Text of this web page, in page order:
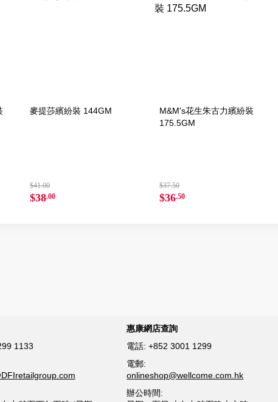
麥提莎繽紛裝 144GM
$41.00
$38.00
M&M's花生朱古力繽紛裝
175.5GM
$37.50
$36.50
1133
惠康網店查詢
電話:+852 3001 1299
電郵:
onlineshop@wellcome.com.hk
辦公時間: